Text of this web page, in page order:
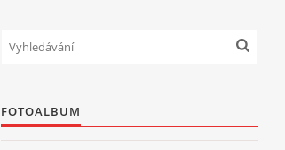
FOTOALBUM